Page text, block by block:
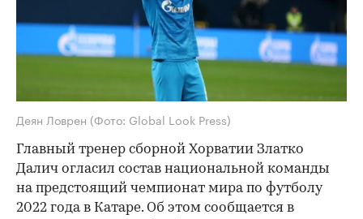
Деян Ловрен (Фото: Global Look Press)
Главный тренер сборной Хорватии Златко
Далич огласил состав национальной команды
на предстоящий чемпионат мира по футболу
2022 года в Катаре. Об этом сообщается в